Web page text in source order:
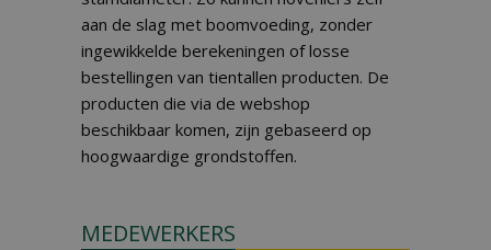
aan de slag met boomvoeding, zonder
ingewikkelde berekeningen of losse
bestellingen van tientallen producten. De
producten die via de webshop
beschikbaar komen, zijn gebaseerd op
hoogwaardige grondstoffen.
MEDEWERKERS